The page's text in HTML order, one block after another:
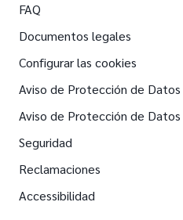
FAQ
Documentos legales
Configurar las cookies
Aviso de Protección de Datos
Aviso de Protección de
Seguridad
Reclamaciones
Accessibilidad